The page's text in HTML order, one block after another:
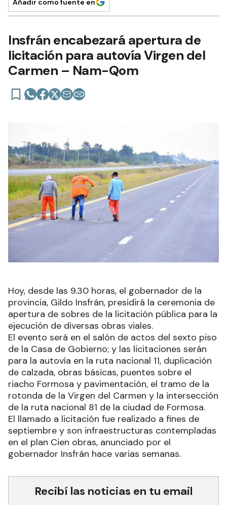
Insfrán encabezará apertura de
licitación para autovía Virgen del
Carmen – Nam-Qom
Hoy, desde las 9.30 horas, el gobernador de la
provincia, Gildo Insfrán, presidirá la ceremonia de
apertura de sobres de la licitación pública para la
ejecución de diversas obras viales.
El evento será en el salón de actos del sexto piso
de la Casa de Gobierno; y las licitaciones serán
para la autovía en la ruta nacional 11, duplicación
de calzada, obras básicas, puentes sobre el
riacho Formosa y pavimentación, el tramo de la
rotonda de la Virgen del Carmen y la intersección
de la ruta nacional 81 de la ciudad de Formosa.
El llamado a licitación fue realizado a fines de
septiembre y son infraestructuras contempladas
en el plan Cien obras, anunciado por el
gobernador Insfrán hace varias semanas.
Recibí las noticias en tu email